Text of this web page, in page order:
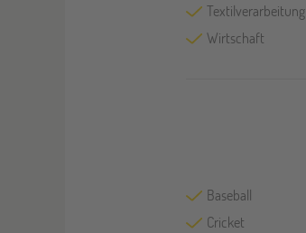
Textilverarbeitung
Wirtschaft
Baseball
Cricket